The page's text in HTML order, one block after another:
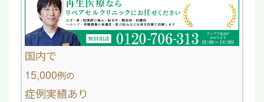
e
e
b
o
国内で
15,000例の
症例実績あり